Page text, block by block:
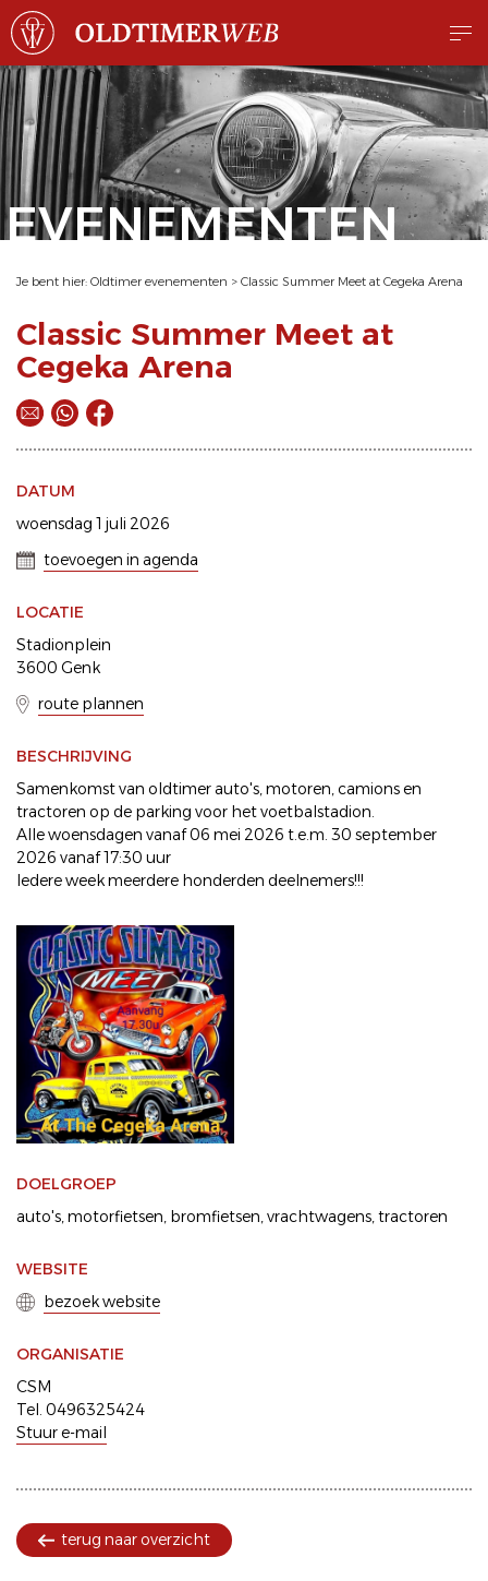
EVENEMENTEN
Je bent hier: Oldtimer evenementen > Classic Summer Meet at Cegeka Arena
Classic Summer Meet at
Cegeka Arena
DATUM
woensdag 1 juli 2026
toevoegen in agenda
LOCATIE
Stadionplein
3600 Genk
route plannen
BESCHRIJVING
Samenkomst van oldtimer auto's, motoren, camions en
tractoren op de parking voor het voetbalstadion.
Alle woensdagen vanaf 06 mei 2026 t.e.m. 30 september
2026 vanaf 17:30 uur
Iedere week meerdere honderden deelnemers!!!
DOELGROEP
auto's motorfietsen bromfietsen vrachtwagens tractoren
WEBSITE
bezoek website
ORGANISATIE
CSM
Tel. 0496325424
Stuur e-mail
terug naar overzicht